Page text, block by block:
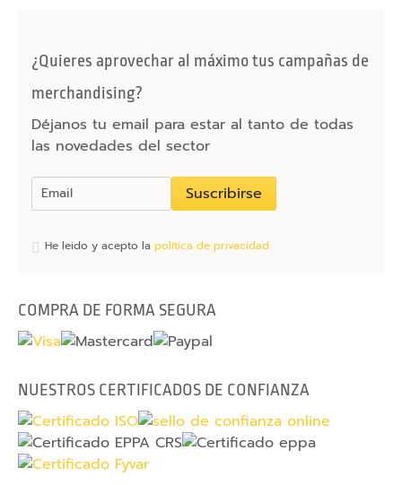
o
s
H
u
b
U
p
a
s
g
u
r
i
¿Quieres aprovechar al máximo tus campañas de
merchandising?
Déjanos tu email para estar al tanto de todas
las novedades del sector
Suscribirse
He leido y acepto la política de privacidad
COMPRA DE FORMA SEGURA
NUESTROS CERTIFICADOS DE CONFIANZA